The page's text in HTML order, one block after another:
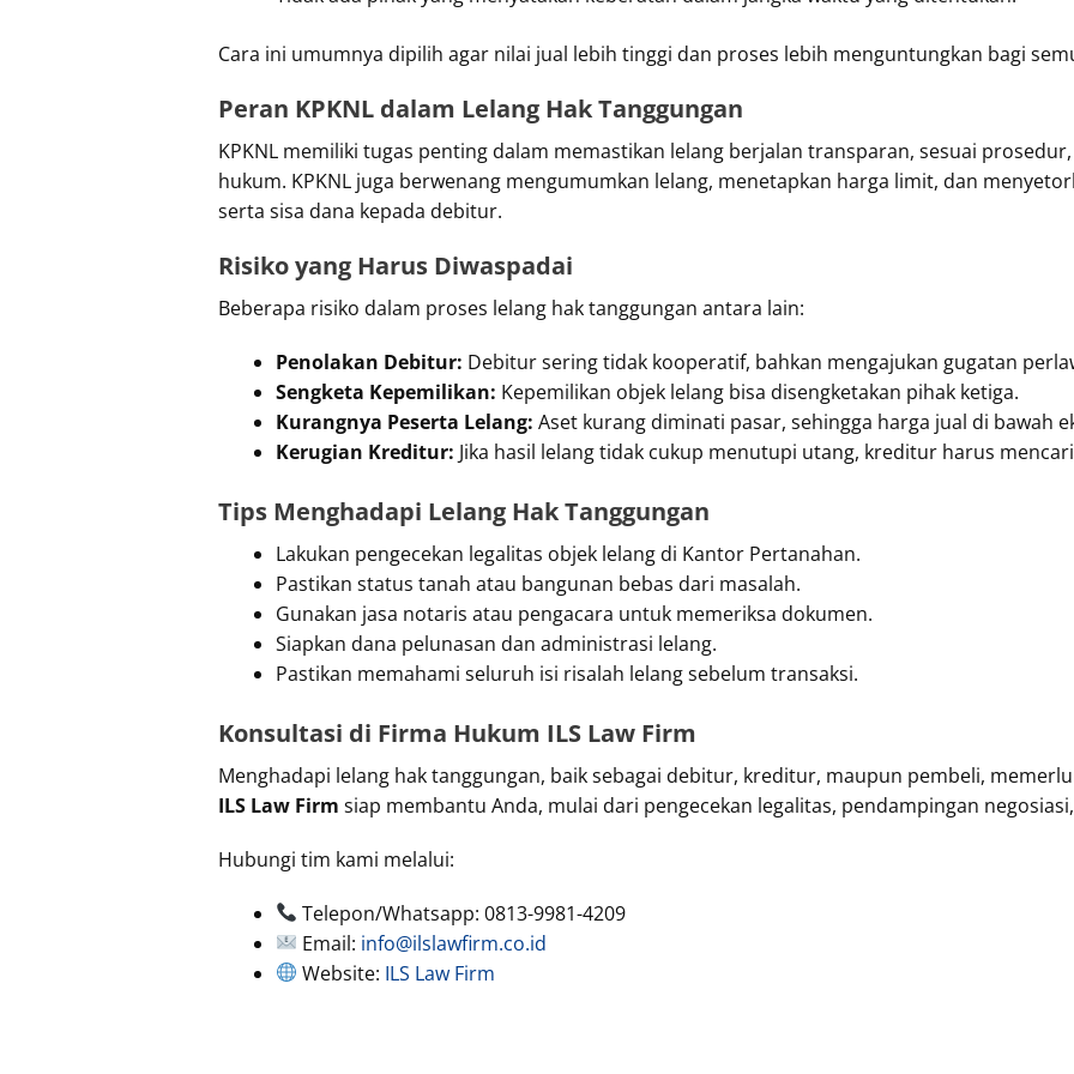
Cara ini umumnya dipilih agar nilai jual lebih tinggi dan proses lebih menguntungkan bagi
Peran KPKNL dalam Lelang Hak Tanggungan
KPKNL memiliki tugas penting dalam memastikan lelang berjalan transparan, sesuai
hukum. KPKNL juga berwenang mengumumkan lelang, menetapkan harga limit, dan
serta sisa dana kepada debitur.
Risiko yang Harus Diwaspadai
Beberapa risiko dalam proses lelang hak tanggungan antara lain:
Penolakan Debitur: Debitur sering tidak kooperatif, bahkan mengajukan gugatan
Sengketa Kepemilikan: Kepemilikan objek lelang bisa disengketakan pihak ketiga.
Kurangnya Peserta Lelang: Aset kurang diminati pasar, sehingga harga jual di bawah
Kerugian Kreditur: Jika hasil lelang tidak cukup menutupi utang, kreditur harus
Tips Menghadapi Lelang Hak Tanggungan
Lakukan pengecekan legalitas objek lelang di Kantor Pertanahan.
Pastikan status tanah atau bangunan bebas dari masalah.
Gunakan jasa notaris atau pengacara untuk memeriksa dokumen.
Siapkan dana pelunasan dan administrasi lelang.
Pastikan memahami seluruh isi risalah lelang sebelum transaksi.
Konsultasi di Firma Hukum ILS Law Firm
Menghadapi lelang hak tanggungan, baik sebagai debitur, kreditur, maupun pembeli,
ILS Law Firm siap membantu Anda, mulai dari pengecekan legalitas, pendampingan
Hubungi tim kami melalui:
Telepon/Whatsapp: 0813-9981-4209
Email: info@ilslawfirm.co.id
Website: ILS Law Firm